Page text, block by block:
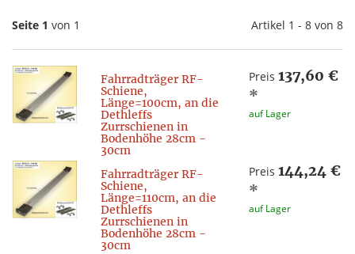
Seite 1 von 1 Artikel 1 - 8 von 8
Fahrradträger RF-
Schiene,
Länge=100cm, an die
Dethleffs
Zurrschienen in
Bodenhöhe 28cm -
30cm
Preis 137,60 €
*
auf Lager
Fahrradträger RF-
Schiene,
Länge=110cm, an die
Dethleffs
Zurrschienen in
Bodenhöhe 28cm -
30cm
Preis 144,24 €
*
auf Lager